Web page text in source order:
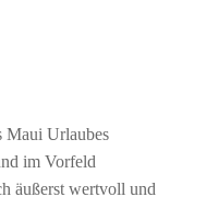
Maui Urlaubes
im Vorfeld
äußerst wertvoll und